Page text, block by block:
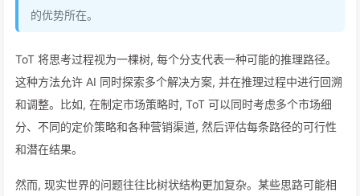
的优势所在。
ToT 将思考过程视为一棵树, 每个分支代表一种可能的推理路径。
这种方法允许 AI 同时探索多个解决方案, 并在推理过程中进行回溯
和调整。比如, 在制定市场策略时, ToT 可以同时考虑多个市场细
分、不同的定价策略和各种营销渠道, 然后评估每条路径的可行性
和潜在结果。
然而, 现实世界的问题往往比树状结构更加复杂。某些思路可能相